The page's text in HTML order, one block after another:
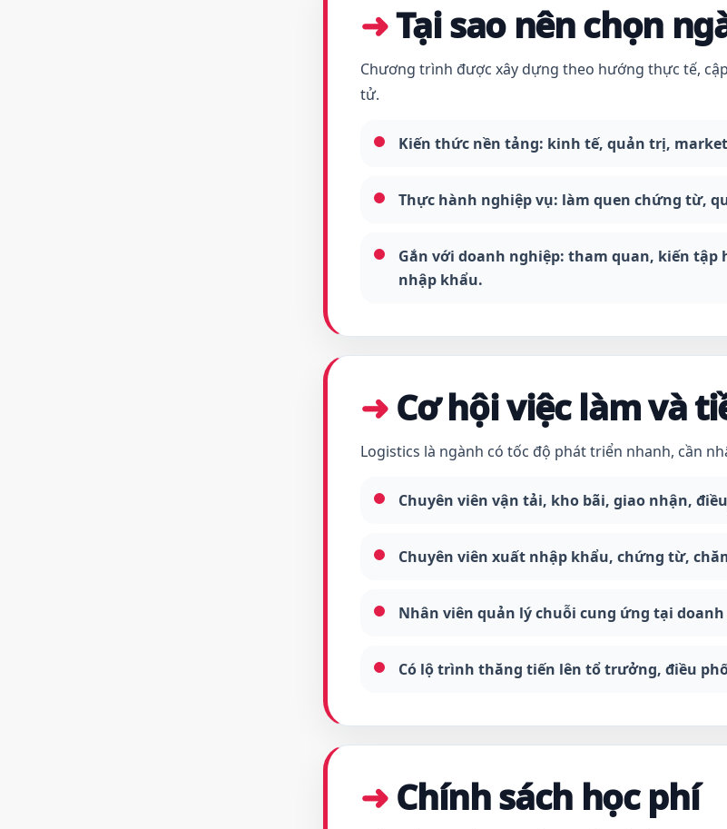
Tại sao nên chọn
Chương trình được xây dựng theo hướng thực tế,
tử.
Kiến thức nền tảng: kinh tế, quản trị,
Thực hành nghiệp vụ: làm quen chứng từ,
Gắn với doanh nghiệp: tham quan, kiến tập
nhập khẩu.
Cơ hội việc làm và
Logistics là ngành có tốc độ phát triển nhanh, cần
Chuyên viên vận tải, kho bãi, giao nhận,
Chuyên viên xuất nhập khẩu, chứng từ,
Nhân viên quản lý chuỗi cung ứng tại
Có lộ trình thăng tiến lên tổ trưởng, điều
Chính sách học phí